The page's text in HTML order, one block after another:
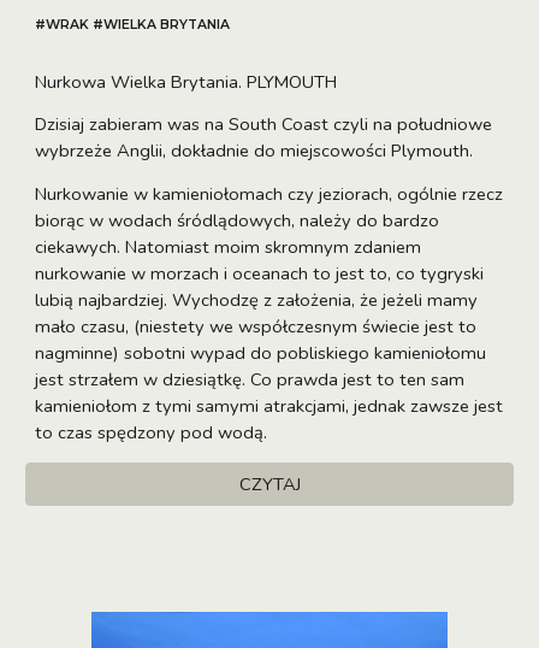
#WRAK #WIELKA BRYTANIA
Nurkowa Wielka Brytania. PLYMOUTH
Dzisiaj zabieram was na South Coast czyli na południowe
wybrzeże Anglii, dokładnie do miejscowości Plymouth.
Nurkowanie w kamieniołomach czy jeziorach, ogólnie rzecz
biorąc w wodach śródlądowych, należy do bardzo
ciekawych. Natomiast moim skromnym zdaniem
nurkowanie w morzach i oceanach to jest to, co tygryski
lubią najbardziej. Wychodzę z założenia, że jeżeli mamy
mało czasu, (niestety we współczesnym świecie jest to
nagminne) sobotni wypad do pobliskiego kamieniołomu
jest strzałem w dziesiątkę. Co prawda jest to ten sam
kamieniołom z tymi samymi atrakcjami, jednak zawsze jest
to czas spędzony pod wodą.
CZYTAJ